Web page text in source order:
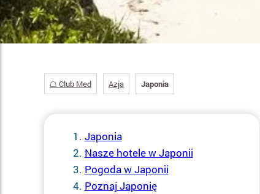
☖ Club Med Azja Japonia
Japonia
Nasze hotele w Japonii
Pogoda w Japonii
Poznaj Japonię